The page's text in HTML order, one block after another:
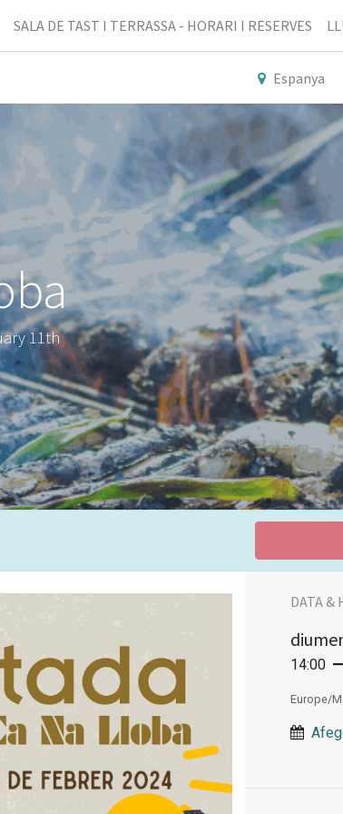
SALA DE TAST I TERRASSA - HORARI I RESERVES
Espanya
11th
DATA &
14:00
Europe/